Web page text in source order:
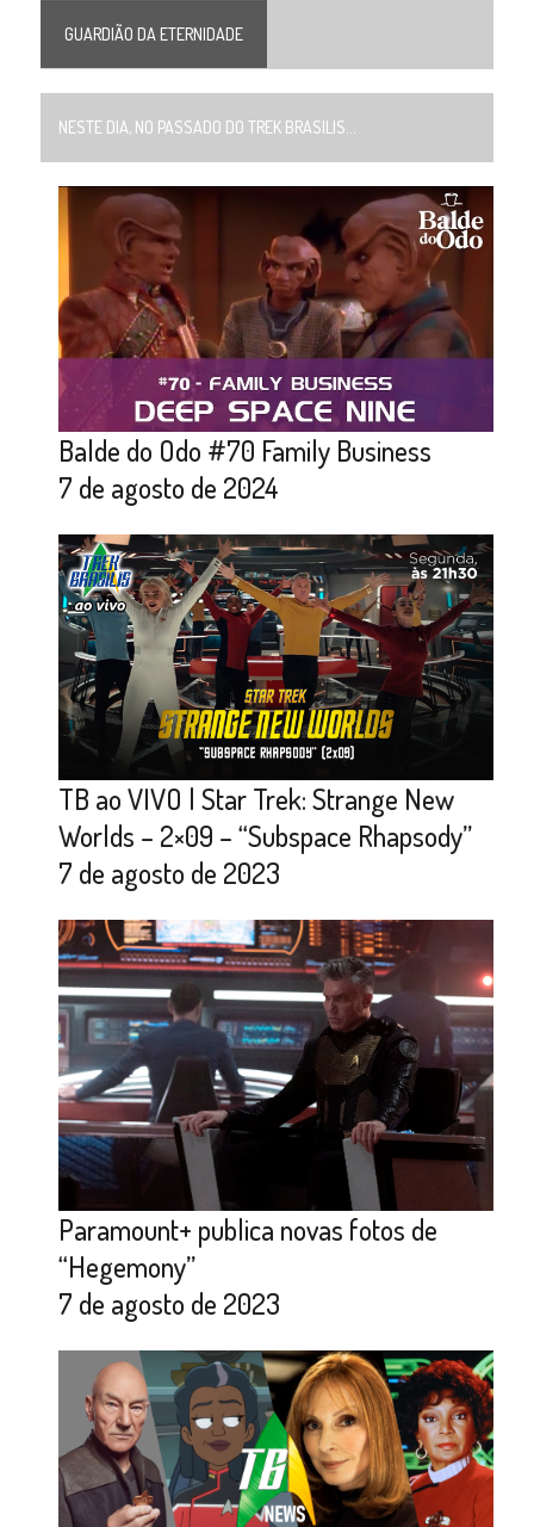
GUARDIÃO DA ETERNIDADE
NESTE DIA, NO PASSADO DO TREK BRASILIS...
Balde do Odo #70 Family Business
7 de agosto de 2024
TB ao VIVO | Star Trek: Strange New
Worlds – 2×09 – “Subspace Rhapsody”
7 de agosto de 2023
Paramount+ publica novas fotos de
“Hegemony”
7 de agosto de 2023